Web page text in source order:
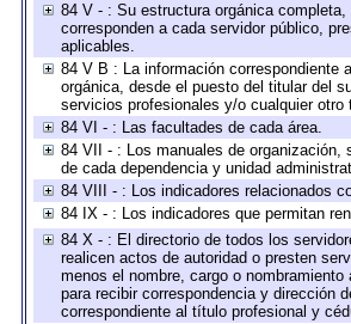
84 V - : Su estructura orgánica
corresponden a cada servidor público,
aplicables.
84 V B : La información correspondiente
orgánica, desde el puesto del titular del
servicios profesionales y/o cualquier otro
84 VI - : Las facultades de cada área.
84 VII - : Los manuales de
de cada dependencia y unidad
84 VIII - : Los indicadores relacionados
84 IX - : Los indicadores que permitan
84 X - : El directorio de todos los
realicen actos de autoridad o presten
menos el nombre, cargo o
para recibir correspondencia y dirección
correspondiente al título profesional y